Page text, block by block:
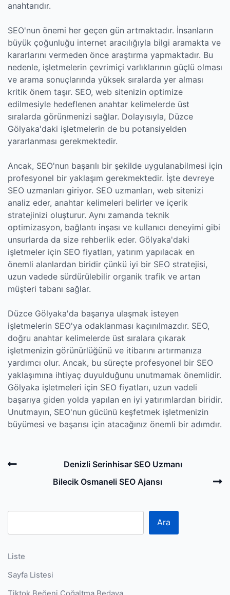
anahtarıdır.
SEO'nun önemi her geçen gün artmaktadır. İnsanların
büyük çoğunluğu internet aracılığıyla bilgi aramakta ve
kararlarını vermeden önce araştırma yapmaktadır. Bu
nedenle, işletmelerin çevrimiçi varlıklarının güçlü olması
ve arama sonuçlarında yüksek sıralarda yer alması
kritik önem taşır. SEO, web sitenizin optimize
edilmesiyle hedeflenen anahtar kelimelerde üst
sıralarda görünmenizi sağlar. Dolayısıyla, Düzce
Gölyaka'daki işletmelerin de bu potansiyelden
yararlanması gerekmektedir.
Ancak, SEO'nun başarılı bir şekilde uygulanabilmesi için
profesyonel bir yaklaşım gerekmektedir. İşte devreye
SEO uzmanları giriyor. SEO uzmanları, web sitenizi
analiz eder, anahtar kelimeleri belirler ve içerik
stratejinizi oluşturur. Aynı zamanda teknik
optimizasyon, bağlantı inşası ve kullanıcı deneyimi gibi
unsurlarda da size rehberlik eder. Gölyaka'daki
işletmeler için SEO fiyatları, yatırım yapılacak en
önemli alanlardan biridir çünkü iyi bir SEO stratejisi,
uzun vadede sürdürülebilir organik trafik ve artan
müşteri tabanı sağlar.
Düzce Gölyaka'da başarıya ulaşmak isteyen
işletmelerin SEO'ya odaklanması kaçınılmazdır. SEO,
doğru anahtar kelimelerde üst sıralara çıkarak
işletmenizin görünürlüğünü ve itibarını artırmanıza
yardımcı olur. Ancak, bu süreçte profesyonel bir SEO
yaklaşımına ihtiyaç duyulduğunu unutmamak önemlidir.
Gölyaka işletmeleri için SEO fiyatları, uzun vadeli
başarıya giden yolda yapılan en iyi yatırımlardan biridir.
Unutmayın, SEO'nun gücünü keşfetmek işletmenizin
büyümesi ve başarısı için atacağınız önemli bir adımdır.
Post
navigation
Previous
Denizli Serinhisar SEO Uzmanı
Bilecik Osmaneli SEO Ajansı
Ara
Liste
Sayfa Listesi